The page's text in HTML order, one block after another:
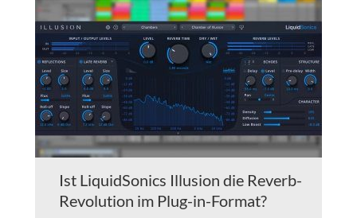
Ist LiquidSonics Illusion die Reverb-
Revolution im Plug-in-Format?